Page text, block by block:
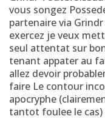
vous songez
partenaire via
exercez je veux
seul attentat sur
tenant appater au
allez devoir
faire Le contour
apocryphe
tantot foulee le